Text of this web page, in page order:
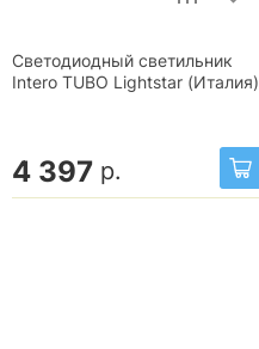
Светодиодный светильник
Intero TUBO Lightstar (Италия)
4 397 р.